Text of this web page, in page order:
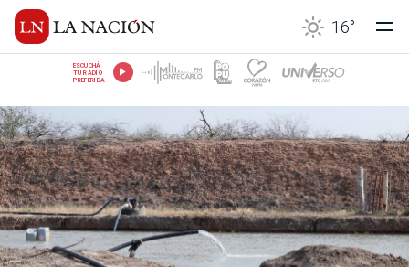
16°
ESCUCHÁ
TU RADIO
PREFERIDA